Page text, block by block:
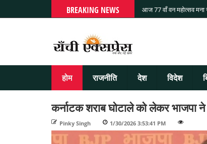
BREAKING NEWS आज 77 वाँ वन महोत्सव मना
होम राजनीति देश विदेश
कर्नाटक शराब घोटाले को लेकर भाजपा
Pinky Singh 1/30/2026 3:53:41 PM